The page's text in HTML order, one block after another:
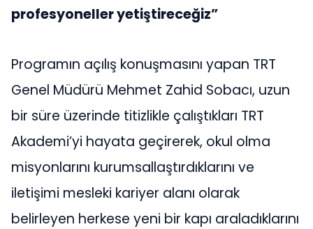
profesyoneller yetiştireceğiz”
Programın açılış konuşmasını yapan TRT
Genel Müdürü Mehmet Zahid Sobacı, uzun
bir süre üzerinde titizlikle çalıştıkları TRT
Akademi’yi hayata geçirerek, okul olma
misyonlarını kurumsallaştırdıklarını ve
iletişimi mesleki kariyer alanı olarak
belirleyen herkese yeni bir kapı araladıklarını